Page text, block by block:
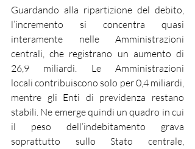
Guardando alla ripartizione del debito,
l’incremento si concentra quasi
interamente nelle Amministrazioni
centrali, che registrano un aumento di
26,9 miliardi. Le Amministrazioni
locali contribuiscono solo per 0,4 miliardi,
mentre gli Enti di previdenza restano
stabili. Ne emerge quindi un quadro in cui
il peso dell’indebitamento grava
soprattutto sullo Stato centrale,